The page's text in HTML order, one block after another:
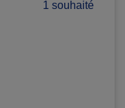
1 souhaité